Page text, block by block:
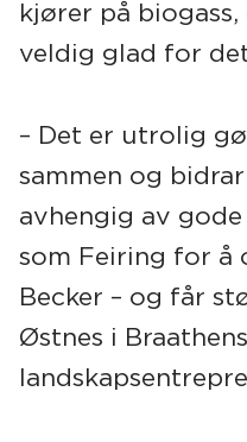
kjører på
veldig glad for
– Det er utrolig
sammen og
avhengig av
som Feiring for å
Becker – og får
Østnes i Braathens